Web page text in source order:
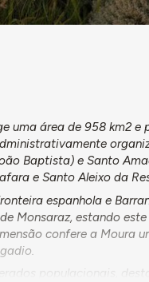
uma área de 958 km2 e
Baptista) e Santo
e Santo Aleixo da
espanhola e
Monsaraz, estando
confere a Moura
populacionais,